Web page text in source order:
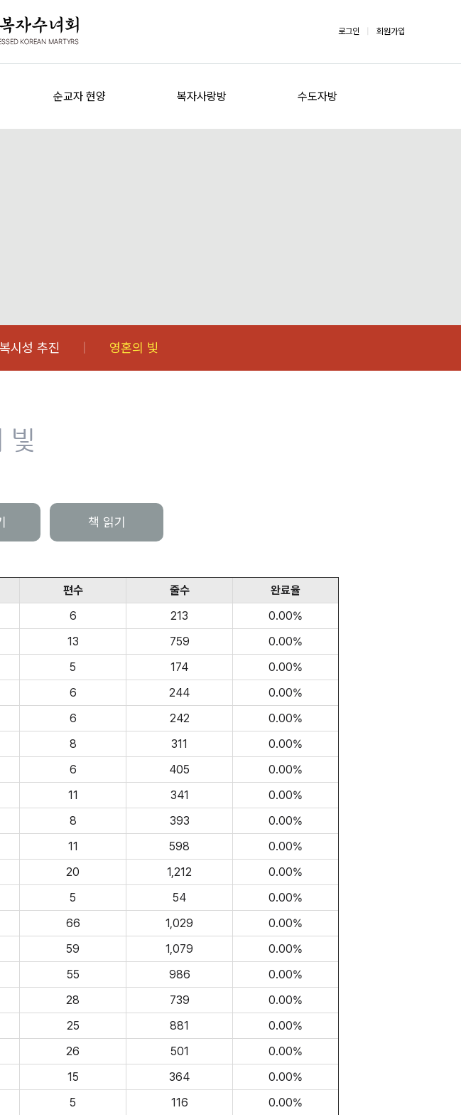
로그인 회원가입
순교자 현양 복자사랑방 수도자방
시성 추진 영혼의 빛
빛
책 읽기
편수 줄수
완료율
6 213
0.00%
13 759
0.00%
5 174
0.00%
6 244
0.00%
6 242
0.00%
8 311
0.00%
6 405
0.00%
11 341
0.00%
8 393
0.00%
11 598
0.00%
20 1,212
0.00%
5 54
0.00%
66 1,029
0.00%
59 1,079
0.00%
55 986
0.00%
28 739
0.00%
25 881
0.00%
26 501
0.00%
15 364
0.00%
5 116
0.00%